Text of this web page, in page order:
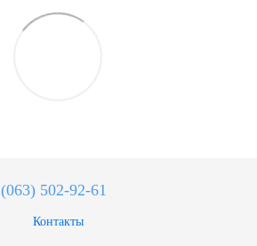
(063) 502-92-61
Контакты